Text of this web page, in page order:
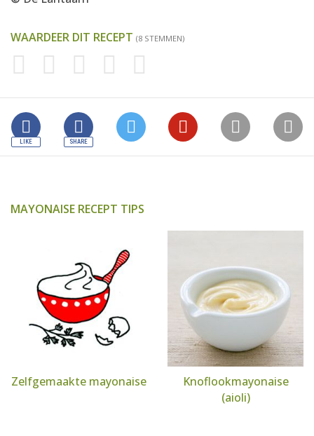
WAARDEER DIT RECEPT (8 STEMMEN)
MAYONAISE RECEPT TIPS
Zelfgemaakte mayonaise
Knoflookmayonaise
(aioli)